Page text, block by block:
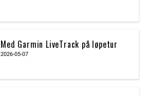
Med Garmin LiveTrack på løpetur
2026-05-07